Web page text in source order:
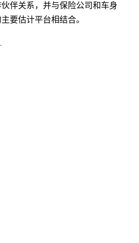
伴关系，并与保险公司和车身
要估计平台相结合。